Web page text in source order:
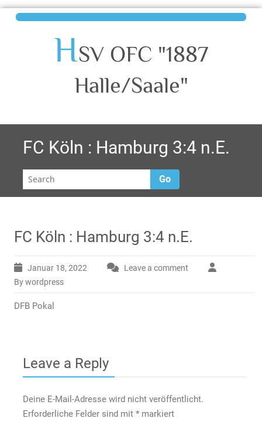
HSV OFC "1887
Halle/Saale"
FC Köln : Hamburg 3:4 n.E.
Go
FC Köln : Hamburg 3:4 n.E.
Januar 18, 2022
Leave a comment
By wordpress
DFB Pokal
Leave a Reply
Deine E-Mail-Adresse wird nicht veröffentlicht.
Erforderliche Felder sind mit * markiert